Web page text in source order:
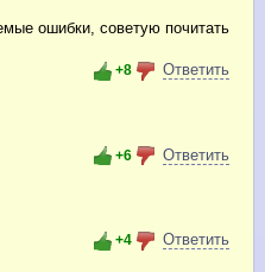
ошибки, советую почитать
+8 Ответить
+6 Ответить
+4 Ответить